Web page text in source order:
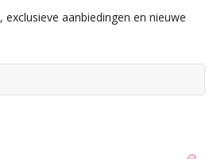
aanbiedingen en nieuwe